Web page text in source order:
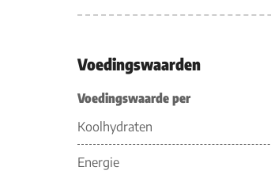
Voedingswaarden
Voedingswaarde per
Koolhydraten
Energie